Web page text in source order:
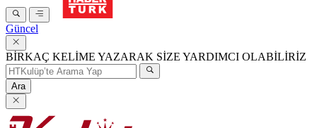
Güncel
BİRKAÇ KELİME YAZARAK SİZE YARDIMCI OLABİLİRİZ
Ara